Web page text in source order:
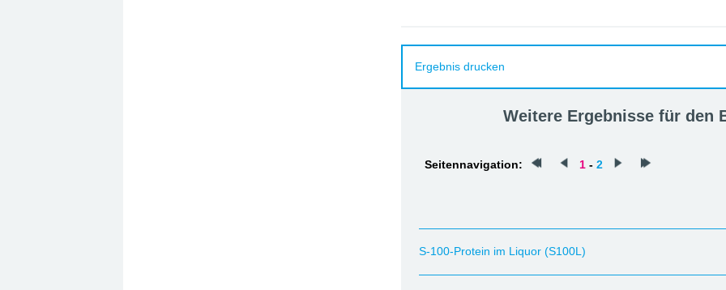
Ergebnis drucken
Weitere Ergebnisse für den
Seitennavigation: 1 - 2
S-100-Protein im Liquor (S100L)